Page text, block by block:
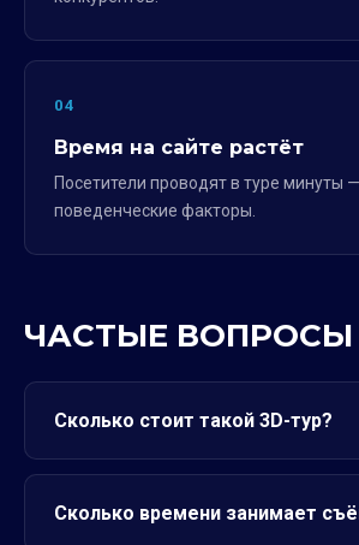
04
Время на сайте растёт
Посетители проводят в туре минуты
поведенческие факторы.
ЧАСТЫЕ ВОПРОСЫ
Сколько стоит такой 3D-тур?
Сколько времени занимает